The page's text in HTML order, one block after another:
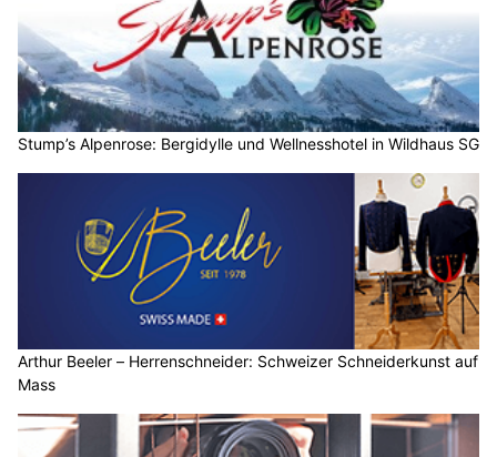
Stump’s Alpenrose: Bergidylle und Wellnesshotel in Wildhaus SG
Arthur Beeler – Herrenschneider: Schweizer Schneiderkunst auf
Mass